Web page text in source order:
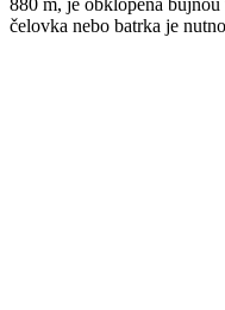
880 m, je obklopena
čelovka nebo batrka je